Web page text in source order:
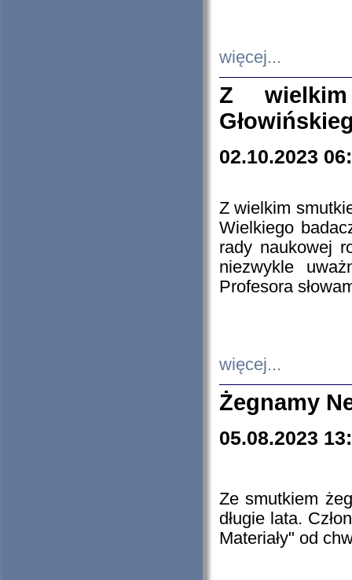
więcej...
Z
02.10.2023
Z wielkim
Wielkiego
rady naukowej
niezwykle
Profesora
więcej...
Żegnamy
05.08.2023
Ze smutkiem
długie lata.
Materiały" od